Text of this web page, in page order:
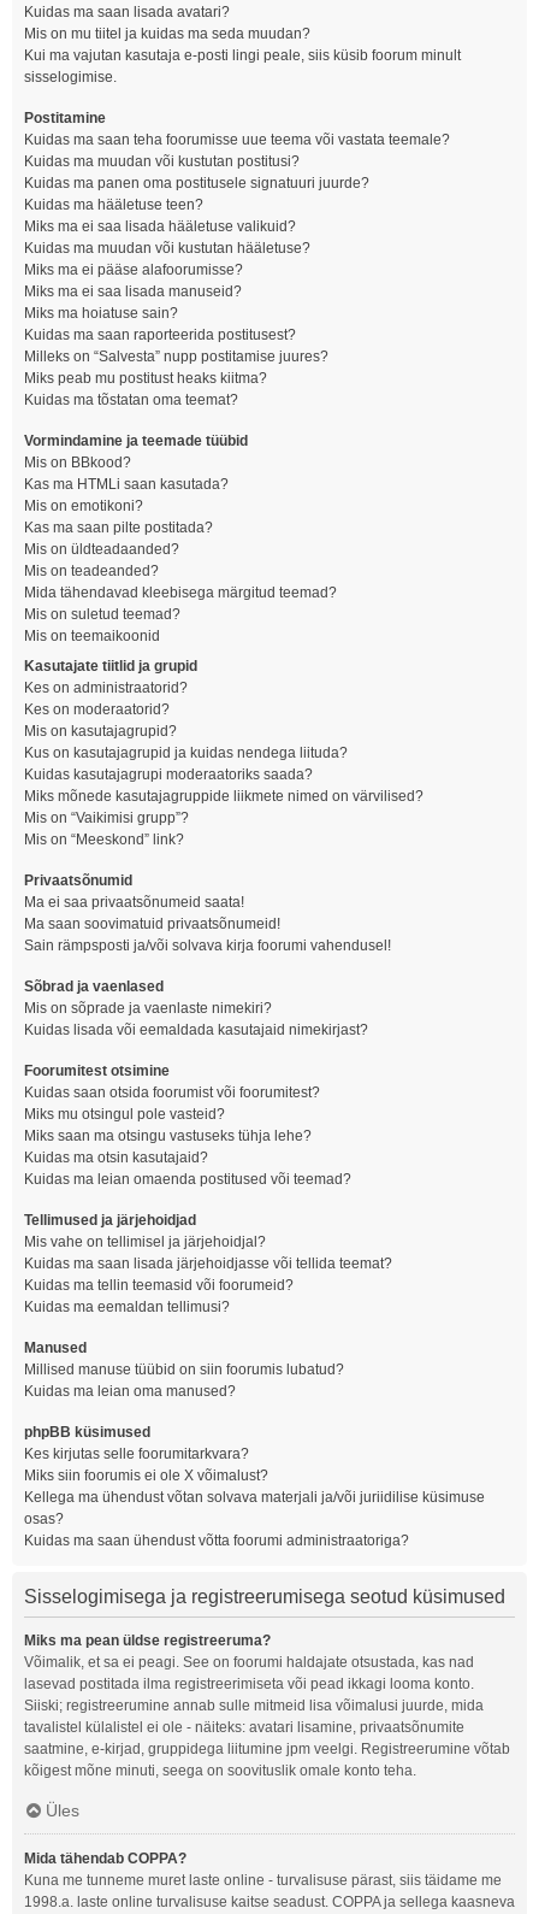
Kuidas ma saan lisada avatari?
Mis on mu tiitel ja kuidas ma seda muudan?
Kui ma vajutan kasutaja e-posti lingi peale, siis küsib foorum minult
sisselogimise.
Postitamine
Kuidas ma saan teha foorumisse uue teema või vastata teemale?
Kuidas ma muudan või kustutan postitusi?
Kuidas ma panen oma postitusele signatuuri juurde?
Kuidas ma hääletuse teen?
Miks ma ei saa lisada hääletuse valikuid?
Kuidas ma muudan või kustutan hääletuse?
Miks ma ei pääse alafoorumisse?
Miks ma ei saa lisada manuseid?
Miks ma hoiatuse sain?
Kuidas ma saan raporteerida postitusest?
Milleks on “Salvesta” nupp postitamise juures?
Miks peab mu postitust heaks kiitma?
Kuidas ma tõstatan oma teemat?
Vormindamine ja teemade tüübid
Mis on BBkood?
Kas ma HTMLi saan kasutada?
Mis on emotikoni?
Kas ma saan pilte postitada?
Mis on üldteadaanded?
Mis on teadeanded?
Mida tähendavad kleebisega märgitud teemad?
Mis on suletud teemad?
Mis on teemaikoonid
Kasutajate tiitlid ja grupid
Kes on administraatorid?
Kes on moderaatorid?
Mis on kasutajagrupid?
Kus on kasutajagrupid ja kuidas nendega liituda?
Kuidas kasutajagrupi moderaatoriks saada?
Miks mõnede kasutajagruppide liikmete nimed on värvilised?
Mis on “Vaikimisi grupp”?
Mis on “Meeskond” link?
Privaatsõnumid
Ma ei saa privaatsõnumeid saata!
Ma saan soovimatuid privaatsõnumeid!
Sain rämpsposti ja/või solvava kirja foorumi vahendusel!
Sõbrad ja vaenlased
Mis on sõprade ja vaenlaste nimekiri?
Kuidas lisada või eemaldada kasutajaid nimekirjast?
Foorumitest otsimine
Kuidas saan otsida foorumist või foorumitest?
Miks mu otsingul pole vasteid?
Miks saan ma otsingu vastuseks tühja lehe?
Kuidas ma otsin kasutajaid?
Kuidas ma leian omaenda postitused või teemad?
Tellimused ja järjehoidjad
Mis vahe on tellimisel ja järjehoidjal?
Kuidas ma saan lisada järjehoidjasse või tellida teemat?
Kuidas ma tellin teemasid või foorumeid?
Kuidas ma eemaldan tellimusi?
Manused
Millised manuse tüübid on siin foorumis lubatud?
Kuidas ma leian oma manused?
phpBB küsimused
Kes kirjutas selle foorumitarkvara?
Miks siin foorumis ei ole X võimalust?
Kellega ma ühendust võtan solvava materjali ja/või juriidilise küsimuse
osas?
Kuidas ma saan ühendust võtta foorumi administraatoriga?
Sisselogimisega ja registreerumisega seotud küsimused
Miks ma pean üldse registreeruma?
Võimalik, et sa ei peagi. See on foorumi haldajate otsustada, kas nad
lasevad postitada ilma registreerimiseta või pead ikkagi looma konto.
Siiski; registreerumine annab sulle mitmeid lisa võimalusi juurde, mida
tavalistel külalistel ei ole - näiteks: avatari lisamine, privaatsõnumite
saatmine, e-kirjad, gruppidega liitumine jpm veelgi. Registreerumine võtab
kõigest mõne minuti, seega on soovituslik omale konto teha.
Üles
Mida tähendab COPPA?
Kuna me tunneme muret laste online - turvalisuse pärast, siis täidame me
1998.a. laste online turvalisuse kaitse seadust. COPPA ja sellega kaasneva